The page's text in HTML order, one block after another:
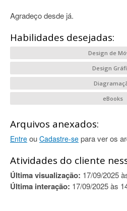
Agradeço desde já.
Habilidades desejadas:
Design de
Design
eBooks
Arquivos anexados:
Entre ou Cadastre-se para ver os
Atividades do cliente
Última visualização: 17/09/2025
Última interação: 17/09/2025 às